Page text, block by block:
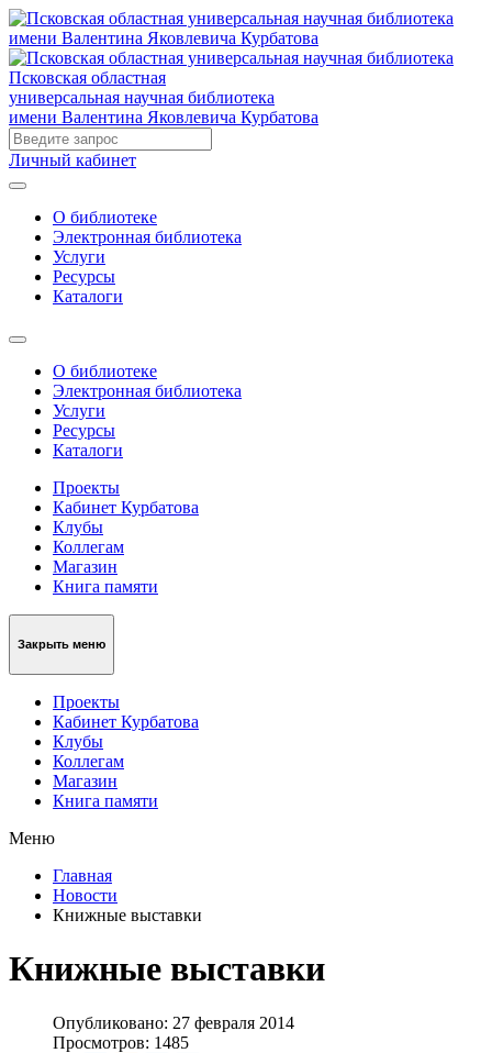
Псковская областная
универсальная научная библиотека
имени Валентина Яковлевича Курбатова
Личный кабинет
О библиотеке
Электронная библиотека
Услуги
Ресурсы
Каталоги
О библиотеке
Электронная библиотека
Услуги
Ресурсы
Каталоги
Проекты
Кабинет Курбатова
Клубы
Коллегам
Магазин
Книга памяти
Закрыть меню
Проекты
Кабинет Курбатова
Клубы
Коллегам
Магазин
Книга памяти
Меню
Главная
Новости
Книжные выставки
Книжные выставки
Опубликовано: 27 февраля 2014
Просмотров: 1485